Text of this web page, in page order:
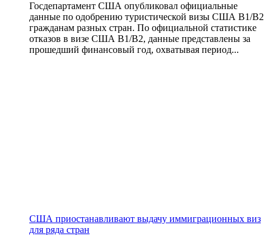
Госдепартамент США опубликовал официальные
данные по одобрению туристической визы США B1/B2
гражданам разных стран. По официальной статистике
отказов в визе США B1/B2, данные представлены за
прошедший финансовый год, охватывая период...
США приостанавливают выдачу иммиграционных виз
для ряда стран